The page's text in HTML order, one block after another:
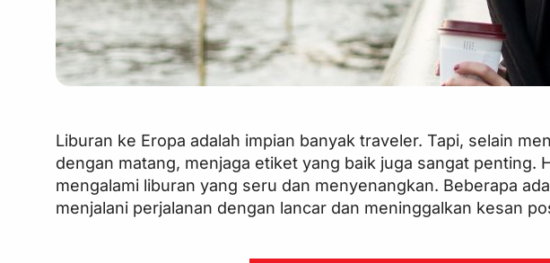
Liburan ke Eropa adalah impian banyak traveler. Tapi, selain
dengan matang, menjaga etiket yang baik juga sangat penting.
mengalami liburan yang seru dan menyenangkan. Beberapa
menjalani perjalanan dengan lancar dan meninggalkan kesan